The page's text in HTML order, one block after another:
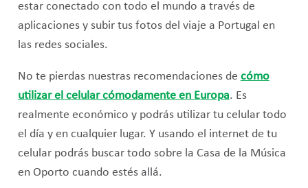
estar conectado con todo el mundo a través de
aplicaciones y subir tus fotos del viaje a Portugal en
las redes sociales.
No te pierdas nuestras recomendaciones de cómo
utilizar el celular cómodamente en Europa. Es
realmente económico y podrás utilizar tu celular todo
el día y en cualquier lugar. Y usando el internet de tu
celular podrás buscar todo sobre la Casa de la Música
en Oporto cuando estés allá.